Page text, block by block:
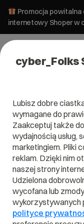
Promocja powitalna
internetowy Shoper w
Pomoc»Serwery»
MySQL?
Jak
MySQL?
Serwery
Kopie
cyber_Folks
Lubisz dobre
wymagane do
Zaakceptuj także
wydajnością usług,
marketingiem. Pliki
reklam. Dzięki nim
naszej strony
Udzielona
wycofana lub
wykorzystywanych
polityce